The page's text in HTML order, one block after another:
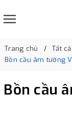
Trang chủ
Tất
Bồn cầu âm tường
Bồn cầu